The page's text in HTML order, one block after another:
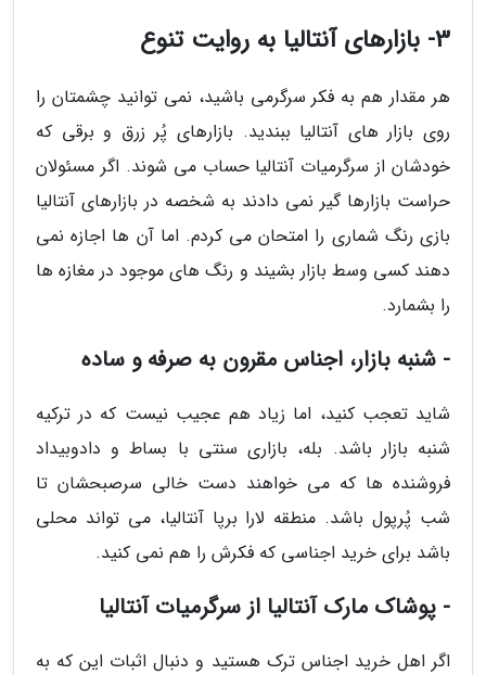
3- بازارهای آنتالیا به روایت تنوع
هر مقدار هم به فکر سرگرمی باشید، نمی توانید چشمتان را
روی بازار های آنتالیا ببندید. بازارهای پُر زرق و برقی که
خودشان از سرگرمیات آنتالیا حساب می شوند. اگر مسئولان
حراست بازارها گیر نمی دادند به شخصه در بازارهای آنتالیا
بازی رنگ شماری را امتحان می کردم. اما آن ها اجازه نمی
دهند کسی وسط بازار بشیند و رنگ های موجود در مغازه ها
را بشمارد.
- شنبه بازار، اجناس مقرون به صرفه و ساده
شاید تعجب کنید، اما زیاد هم عجیب نیست که در ترکیه
شنبه بازار باشد. بله، بازاری سنتی با بساط و دادوبیداد
فروشنده ها که می خواهند دست خالی سرصبحشان تا
شب پُرپول باشد. منطقه لارا برپا آنتالیا، می تواند محلی
باشد برای خرید اجناسی که فکرش را هم نمی کنید.
- پوشاک مارک آنتالیا از سرگرمیات آنتالیا
اگر اهل خرید اجناس ترک هستید و دنبال اثبات این که به